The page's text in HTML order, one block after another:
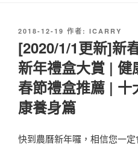
發
佈
於
2018-12-19 作者: ICARRY
[2020/1/1更新]新
新年禮盒大賞 |
春節禮盒推薦 | 十
康養身篇
快到農曆新年囉，相信您一